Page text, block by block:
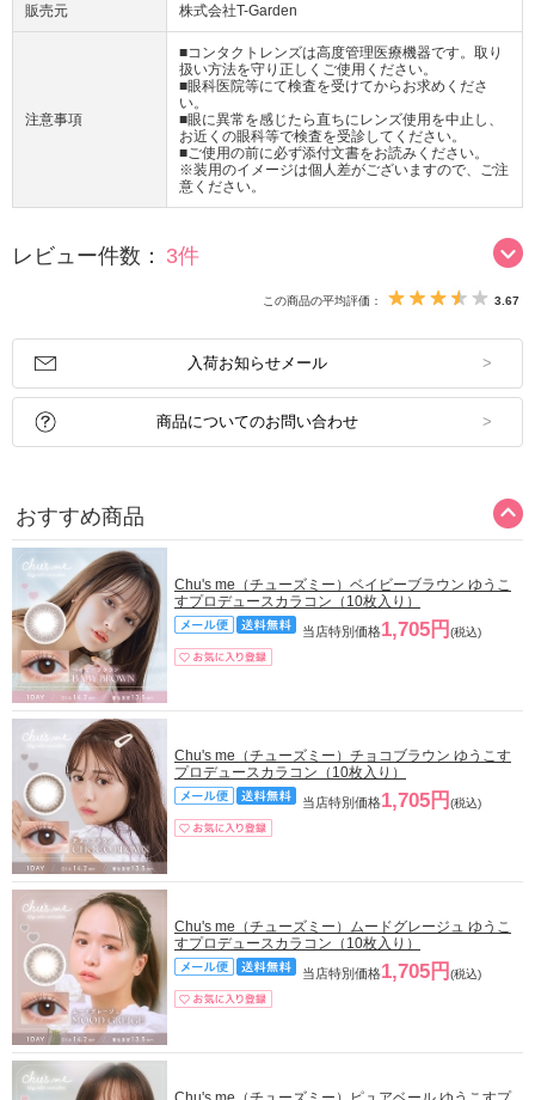
販売元 株式会社T-Garden
注意事項
■コンタクトレンズは高度管理医療機器です。取り
扱い方法を守り正しくご使用ください。
■眼科医院等にて検査を受けてからお求めくださ
い。
■眼に異常を感じたら直ちにレンズ使用を中止し、
お近くの眼科等で検査を受診してください。
■ご使用の前に必ず添付文書をお読みください。
※装用のイメージは個人差がございますので、ご注
意ください。
レビュー件数： 3件
この商品の平均評価： 3.67
入荷お知らせメール
商品についてのお問い合わせ
おすすめ商品
Chu's me（チューズミー）ベイビーブラウン ゆうこ
すプロデュースカラコン（10枚入り）
当店特別価格1,705円 (税込)
Chu's me（チューズミー）チョコブラウン ゆうこす
プロデュースカラコン（10枚入り）
当店特別価格1,705円 (税込)
Chu's me（チューズミー）ムードグレージュ ゆうこ
すプロデュースカラコン（10枚入り）
当店特別価格1,705円 (税込)